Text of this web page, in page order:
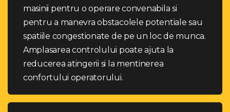
masinii pentru o operare convenabila si
pentru a manevra obstacolele potentiale sau
spatiile congestionate de pe un loc de munca.
Amplasarea controlului poate ajuta la
reducerea atingerii si la mentinerea
confortului operatorului.